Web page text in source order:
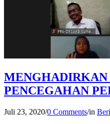
MENGHADIRKAN
PENCEGAHAN
Juli 23, 2020/0 Comments/in